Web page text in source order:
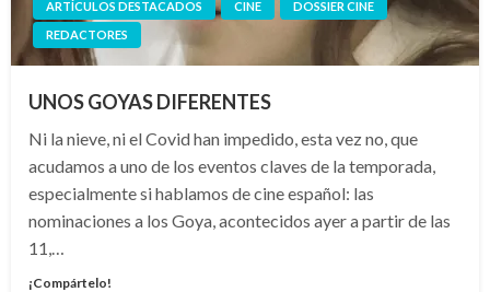
ARTÍCULOS DESTACADOS CINE
DOSSIER CINE
REDACTORES
UNOS GOYAS DIFERENTES
Ni la nieve, ni el Covid han impedido, esta vez no, que
acudamos a uno de los eventos claves de la temporada,
especialmente si hablamos de cine español: las
nominaciones a los Goya, acontecidos ayer a partir de las
11,…
¡Compártelo!